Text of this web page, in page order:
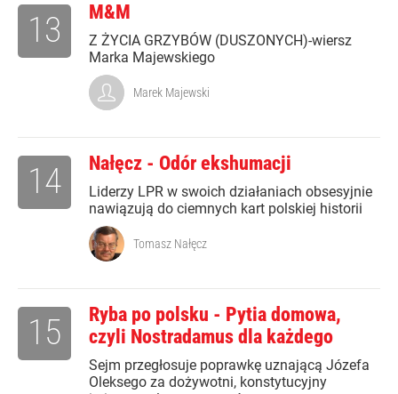
M&M
Z ŻYCIA GRZYBÓW (DUSZONYCH)-wiersz
Marka Majewskiego
13
Marek Majewski
Nałęcz - Odór ekshumacji
Liderzy LPR w swoich działaniach obsesyjnie
nawiązują do ciemnych kart polskiej historii
14
Tomasz Nałęcz
Ryba po polsku - Pytia domowa,
czyli Nostradamus dla każdego
Sejm przegłosuje poprawkę uznającą Józefa
Oleksego za dożywotni, konstytucyjny
15